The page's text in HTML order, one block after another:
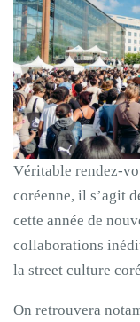
Véritable rendez-
coréenne, il s’agit
cette année de
collaborations
la street culture
On retrouvera